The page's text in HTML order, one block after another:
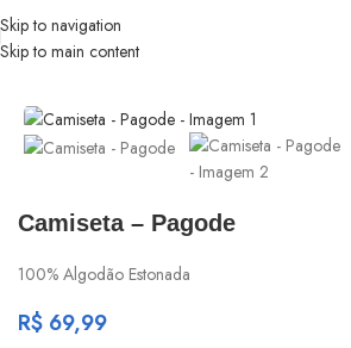
Skip to navigation
Skip to main content
Início/Com Que Roupa Eu Vou?
Camiseta – Pagode
100% Algodão Estonada
R$ 69,99